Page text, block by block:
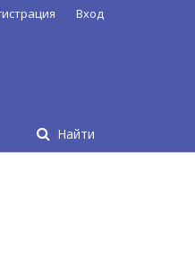
Найти
Вход